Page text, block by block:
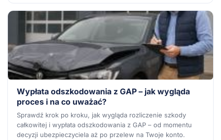
Wypłata odszkodowania z GAP – jak wygląda
proces i na co uważać?
Sprawdź krok po kroku, jak wygląda rozliczenie szkody
całkowitej i wypłata odszkodowania z GAP – od momentu
decyzji ubezpieczyciela aż po przelew na Twoje konto.